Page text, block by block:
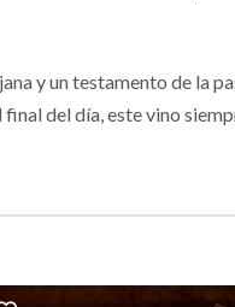
y un testamento de la
del día, este vino